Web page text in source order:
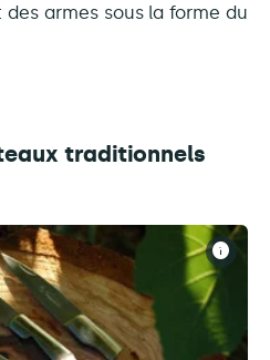
armes sous la forme du
traditionnels